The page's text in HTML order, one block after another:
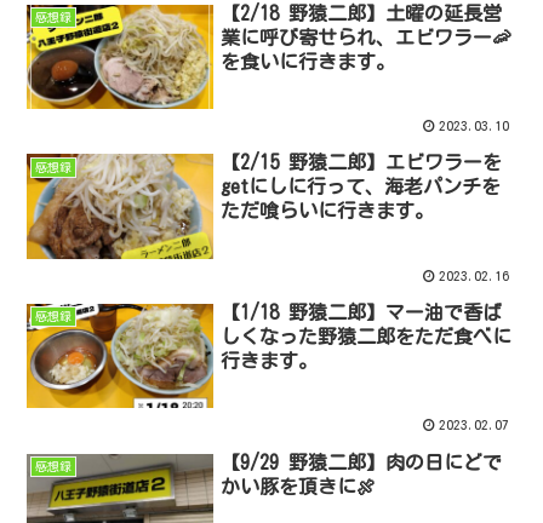
感想録
【2/18 野猿二郎】土曜の延長営
業に呼び寄せられ、エビワラー🦐
を食いに行きます。
2023.03.10
感想録
【2/15 野猿二郎】エビワラーを
getにしに行って、海老パンチを
ただ喰らいに行きます。
2023.02.16
感想録
【1/18 野猿二郎】マー油で香ば
しくなった野猿二郎をただ食べに
行きます。
2023.02.07
感想録
【9/29 野猿二郎】肉の日にどで
かい豚を頂きに🍖